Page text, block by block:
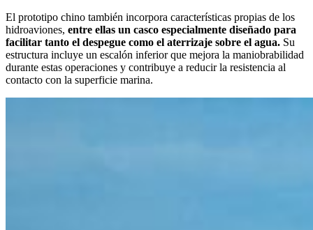
El prototipo chino también incorpora características propias de los
hidroaviones, entre ellas un casco especialmente diseñado para
facilitar tanto el despegue como el aterrizaje sobre el agua. Su
estructura incluye un escalón inferior que mejora la maniobrabilidad
durante estas operaciones y contribuye a reducir la resistencia al
contacto con la superficie marina.